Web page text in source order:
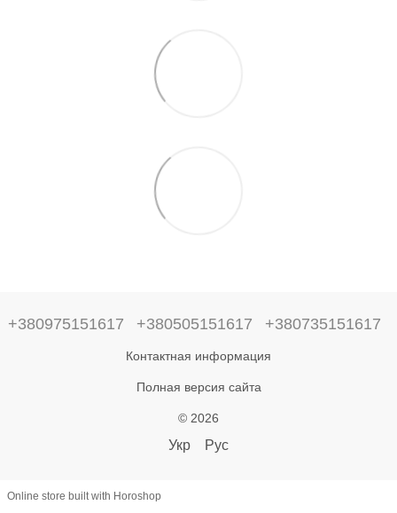
+380975151617 +380505151617 +380735151617
Контактная информация
Полная версия сайта
© 2026
Укр Рус
Online store built with Horoshop